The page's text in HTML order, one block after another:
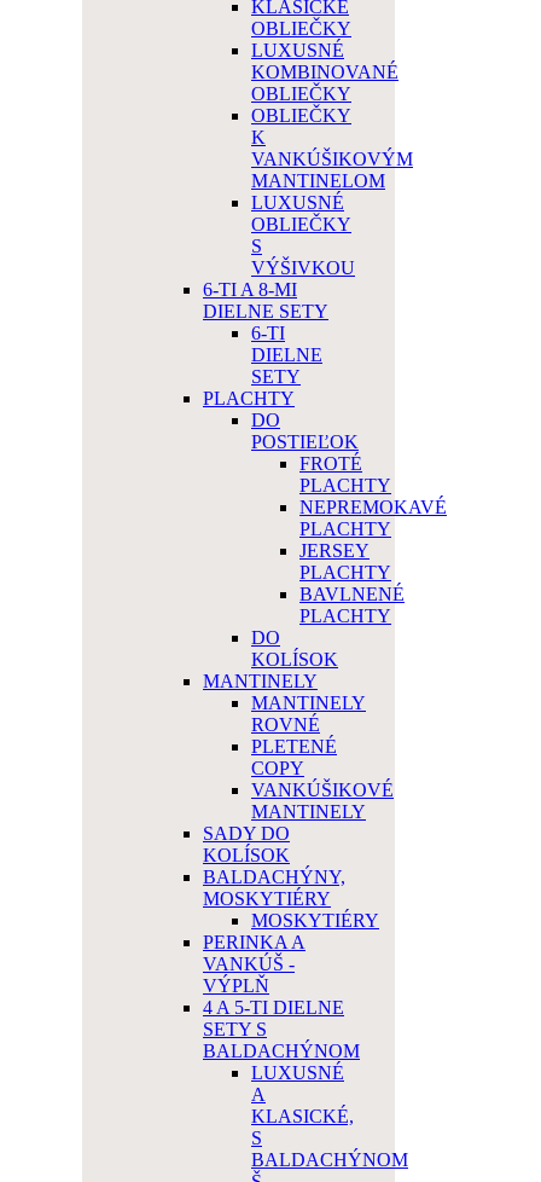
KLASICKÉ
OBLIEČKY
LUXUSNÉ
KOMBINOVANÉ
OBLIEČKY
OBLIEČKY
K
VANKÚŠIKOVÝM
MANTINELOM
LUXUSNÉ
OBLIEČKY
S
VÝŠIVKOU
6-TI A 8-MI
DIELNE SETY
6-TI
DIELNE
SETY
PLACHTY
DO
POSTIEĽOK
FROTÉ
PLACHTY
NEPREMOKAVÉ
PLACHTY
JERSEY
PLACHTY
BAVLNENÉ
PLACHTY
DO
KOLÍSOK
MANTINELY
MANTINELY
ROVNÉ
PLETENÉ
COPY
VANKÚŠIKOVÉ
MANTINELY
SADY DO
KOLÍSOK
BALDACHÝNY,
MOSKYTIÉRY
MOSKYTIÉRY
PERINKA A
VANKÚŠ -
VÝPLŇ
4 A 5-TI DIELNE
SETY S
BALDACHÝNOM
LUXUSNÉ
A
KLASICKÉ,
S
BALDACHÝNOM